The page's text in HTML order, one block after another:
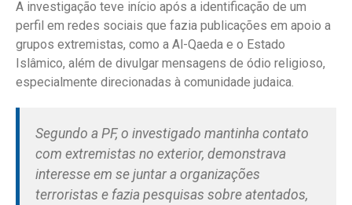
A investigação teve início após a identificação de um
perfil em redes sociais que fazia publicações em apoio a
grupos extremistas, como a Al-Qaeda e o Estado
Islâmico, além de divulgar mensagens de ódio religioso,
especialmente direcionadas à comunidade judaica.
Segundo a PF, o investigado mantinha contato
com extremistas no exterior, demonstrava
interesse em se juntar a organizações
terroristas e fazia pesquisas sobre atentados,